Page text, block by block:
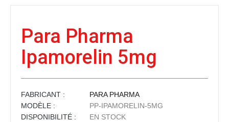
Para Pharma
Ipamorelin 5mg
FABRICANT :
PARA PHARMA
MODÈLE :
PP-IPAMORELIN-5MG
DISPONIBILITÉ :
EN STOCK